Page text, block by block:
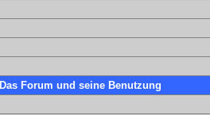
Das Forum und seine Benutzung